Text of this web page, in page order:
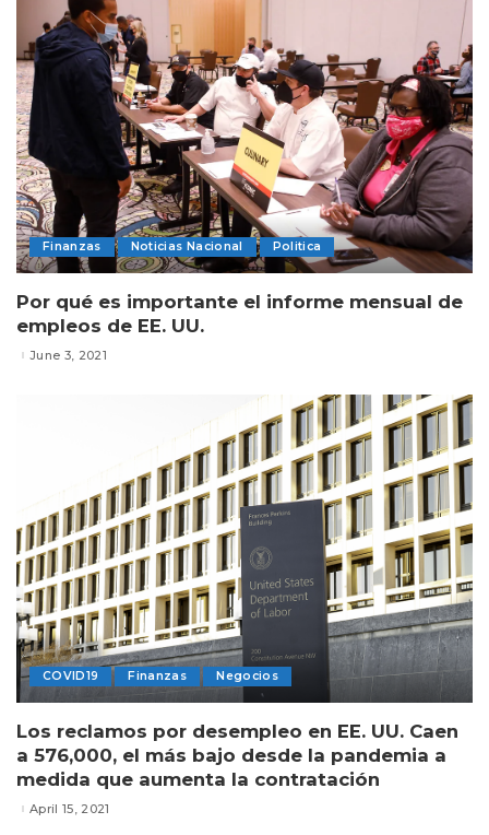
Finanzas Noticias Nacional Politica
Por qué es importante el informe mensual de
empleos de EE. UU.
June 3, 2021
COVID19 Finanzas Negocios
Los reclamos por desempleo en EE. UU. Caen
a 576,000, el más bajo desde la pandemia a
medida que aumenta la contratación
April 15, 2021